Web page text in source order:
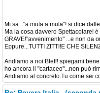
Mi sa..."a muta a muta"! si dice
Ma la cosa davvero Spettacolare!
GRAVE!"avvenimento" ...e non da
Eppure...TUTTI ZITTI!E CHE
Andiamo a noi Bleff! spiegami
ho ancora il "cartaceo"...non può
Andiamo al concreto.Tu come sei